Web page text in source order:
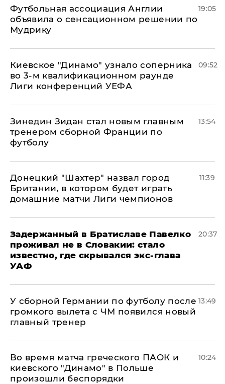
Футбольная ассоциация Англии
объявила о сенсационном решении по
Мудрику
19:05
Киевское "Динамо" узнало соперника
во 3-м квалификационном раунде
Лиги конференций УЕФА
09:52
Зинедин Зидан стал новым главным
тренером сборной Франции по
футболу
13:54
Донецкий "Шахтер" назвал город
Британии, в котором будет играть
домашние матчи Лиги чемпионов
11:39
Задержанный в Братиславе Павелко
проживал не в Словакии: стало
известно, где скрывался экс-глава
УАФ
20:37
У сборной Германии по футболу после
громкого вылета с ЧМ появился новый
главный тренер
13:49
Во время матча греческого ПАОК и
киевского "Динамо" в Польше
произошли беспорядки
10:24